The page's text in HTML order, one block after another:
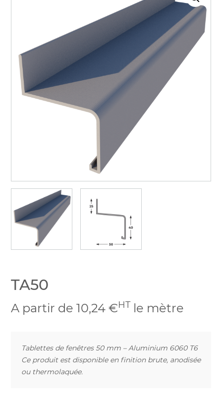
TA50
A partir de 10,24 €HT le mètre
Tablettes de fenêtres 50 mm – Aluminium 6060 T6
Ce produit est disponible en finition brute, anodisée
ou thermolaquée.